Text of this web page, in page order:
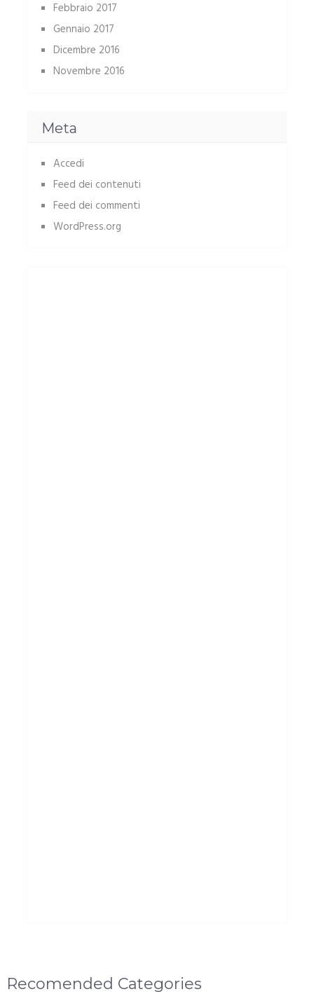
Febbraio 2017
Gennaio 2017
Dicembre 2016
Novembre 2016
Meta
Accedi
Feed dei contenuti
Feed dei commenti
WordPress.org
Recomended Categories